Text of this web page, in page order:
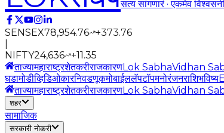
सत्य सांगणारं · एकमेव
SENSEX78,954.76 +373.76
NIFTY24,636 +11.35
ताज्यामहाराष्ट्रशेतकरीराजकारणLok SabhaVidhan
घडामोडीव्हिडिओकारनिवडणूकमोबाईललॅपटॉपमनोरंजनराशिभविष्य
ताज्यामहाराष्ट्रशेतकरीराजकारणLok SabhaVidhan
शहर
सामाजिक
सरकारी नोकरी